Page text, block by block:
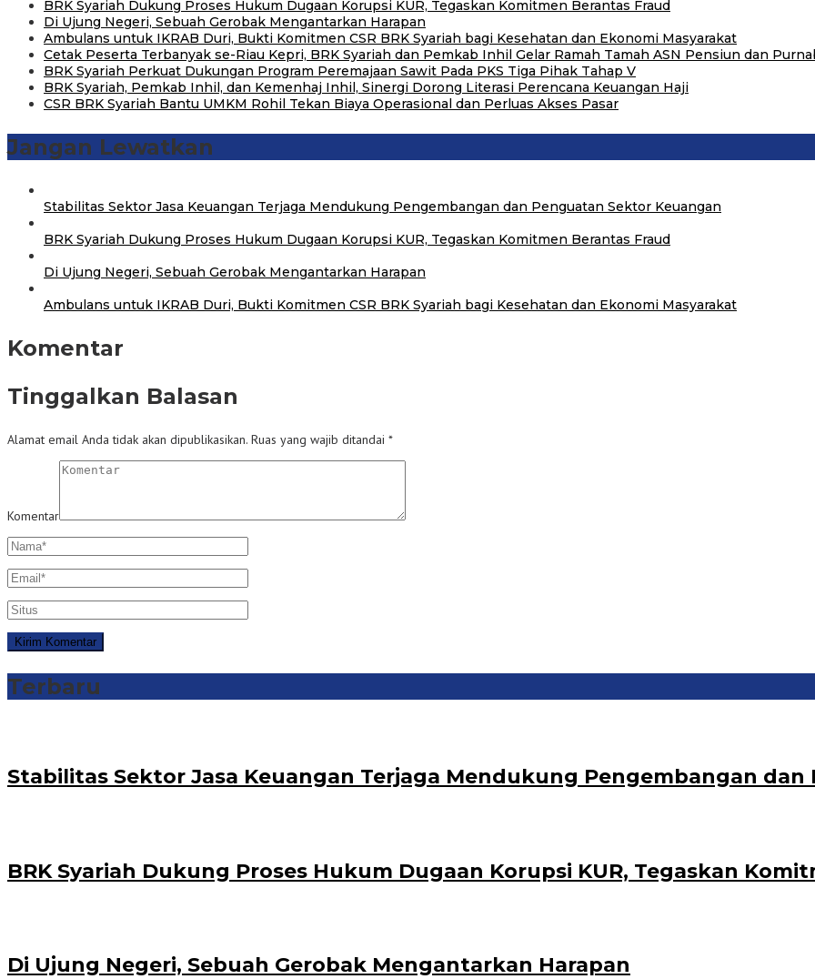
BRK Syariah Dukung Proses Hukum Dugaan Korupsi KUR, Tegaskan Komitmen Berantas Fraud
Di Ujung Negeri, Sebuah Gerobak Mengantarkan Harapan
Ambulans untuk IKRAB Duri, Bukti Komitmen CSR BRK Syariah bagi Kesehatan dan Ekonomi Masyarakat
Cetak Peserta Terbanyak se-Riau Kepri, BRK Syariah dan Pemkab Inhil Gelar Ramah Tamah ASN Pensiun dan
BRK Syariah Perkuat Dukungan Program Peremajaan Sawit Pada PKS Tiga Pihak Tahap V
BRK Syariah, Pemkab Inhil, dan Kemenhaj Inhil, Sinergi Dorong Literasi Perencana Keuangan Haji
CSR BRK Syariah Bantu UMKM Rohil Tekan Biaya Operasional dan Perluas Akses Pasar
Jangan Lewatkan
Stabilitas Sektor Jasa Keuangan Terjaga Mendukung Pengembangan dan Penguatan Sektor Keuangan
BRK Syariah Dukung Proses Hukum Dugaan Korupsi KUR, Tegaskan Komitmen Berantas Fraud
Di Ujung Negeri, Sebuah Gerobak Mengantarkan Harapan
Ambulans untuk IKRAB Duri, Bukti Komitmen CSR BRK Syariah bagi Kesehatan dan Ekonomi Masyarakat
Komentar
Tinggalkan Balasan
Alamat email Anda tidak akan dipublikasikan. Ruas yang wajib ditandai *
Komentar
Terbaru
Stabilitas Sektor Jasa Keuangan Terjaga Mendukung Pengembangan
BRK Syariah Dukung Proses Hukum Dugaan Korupsi KUR, Tegaskan
Di Ujung Negeri, Sebuah Gerobak Mengantarkan Harapan